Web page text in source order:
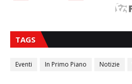
TAGS
Eventi In Primo Piano Notizie